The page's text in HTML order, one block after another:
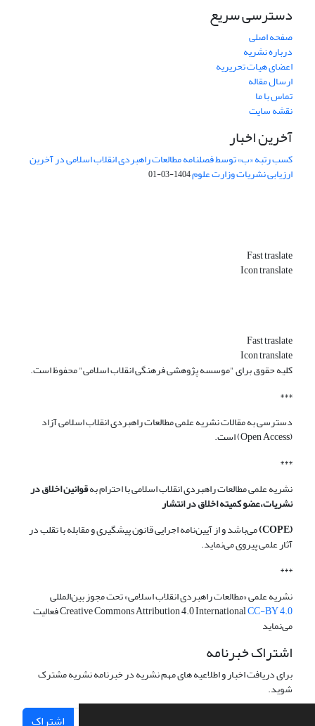
دسترسی سریع
صفحه اصلی
درباره نشریه
اعضای هیات تحریریه
ارسال مقاله
تماس با ما
نقشه سایت
آخرین اخبار
کسب رتبه «ب» توسط فصلنامه مطالعات راهبردی انقلاب اسلامی در آخرین
ارزیابی نشریات وزارت علوم1404-03-01
Fast traslate
Icon translate
Fast traslate
Icon translate
کلیه حقوق برای "موسسه پژوهشی فرهنگی انقلاب اسلامی" محفوظ است.
***
دسترسی به مقالات نشریه علمی مطالعات راهبردی انقلاب اسلامی آزاد
(Open Access) است.
***
نشریه علمی مطالعات راهبردی انقلاب اسلامی با احترام بهقوانین اخلاق در
نشریات،عضو کمیته اخلاق در انتشار
(COPE)
می‌باشد و از آیین‌نامه اجرایی قانون پیشگیری و مقابله با تقلب در
آثار علمی پیروی می‌نماید.
***
نشریه علمی «مطالعات راهبردی انقلاب اسلامی» تحت مجوز بین‌المللی
Creative Commons Attribution 4.0 InternationalCC-BY 4.0 فعالیت
می‌نماید
اشتراک خبرنامه
برای دریافت اخبار و اطلاعیه های مهم نشریه در خبرنامه نشریه مشترک
شوید.
اشتراک